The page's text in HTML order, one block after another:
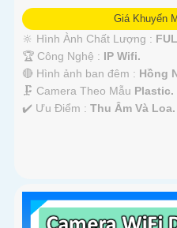
Giá Khuyến
🔆 Hình Ành Chất Lượng :
🏆 Công Nghệ : IP Wifi.
🔴 Hình ảnh ban đêm : Hồng
🗜️ Camera Theo Mẫu Plastic.
️✔️ Ưu Điểm : Thu Âm Và Loa.